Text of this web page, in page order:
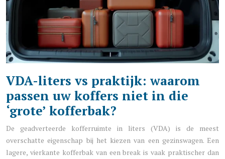
VDA-liters vs praktijk: waarom
passen uw koffers niet in die
‘grote’ kofferbak?
De geadverteerde kofferruimte in liters (VDA) is de meest
overschatte eigenschap bij het kiezen van een gezinswagen. Een
lagere, vierkante kofferbak van een break is vaak praktischer dan